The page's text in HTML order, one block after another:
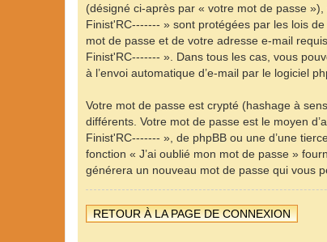
(désigné ci-après par « votre mot de passe
Finist'RC------- » sont protégées par les lois
mot de passe et de votre adresse e-mail
Finist'RC------- ». Dans tous les cas, vous
à l’envoi automatique d’e-mail par le logiciel
Votre mot de passe est crypté (hashage à
différents. Votre mot de passe est le moyen
Finist'RC------- », de phpBB ou une d’une
fonction « J’ai oublié mon mot de passe »
générera un nouveau mot de passe qui vous
RETOUR À LA PAGE DE CONNEXION